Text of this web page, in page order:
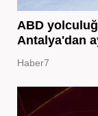
ABD
Antalya'dan
Haber7